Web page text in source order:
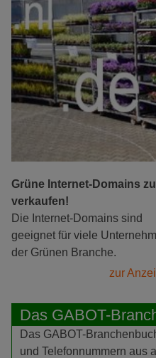
Grüne Internet-Domains zu
verkaufen!
Die Internet-Domains sind
geeignet für viele
der Grünen Branche.
zur
Das GABOT-
Das GABOT-
und Telefonnummern aus